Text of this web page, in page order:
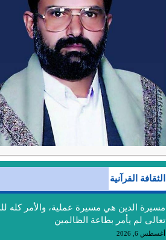
الثقافة القرآنية
مسيرة الدين هي مسيرة عملية، والأمر كله
تعالى لم يأمر بطاعة الظالمين
أغسطس 6, 2026